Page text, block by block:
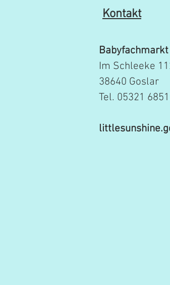
Kontakt
Babyfachmarkt
Im Schleeke
38640 Goslar
Tel. 05321